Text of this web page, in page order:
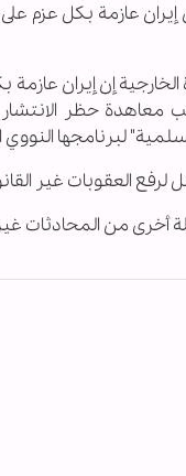
عازمة بكل عزم
إن إيران
معاهدة حظر
لبرنامجها النووي
العقوبات غير
من المحادثات غير